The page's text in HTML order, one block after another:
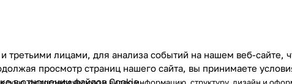
лицами, для анализа событий на нашем веб-сайте,
просмотр страниц нашего сайта, вы принимаете
в отношении файлов Cookie.